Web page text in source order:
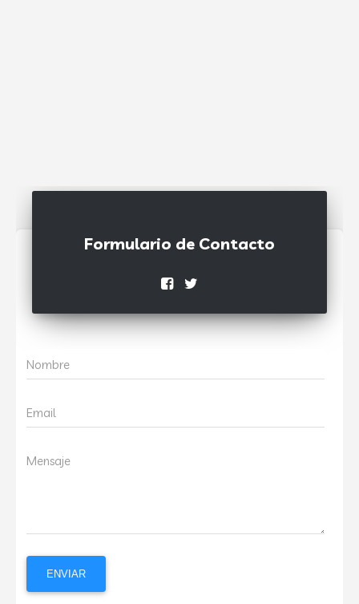
Formulario de Contacto
Nombre
Email
Mensaje